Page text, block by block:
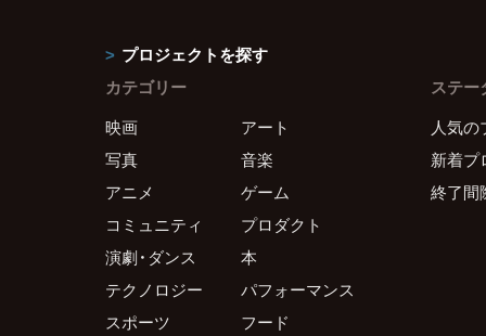
プロジェクトを探す
カテゴリー
映画
アート
写真
音楽
アニメ
ゲーム
コミュニティ
プロダクト
演劇・ダンス
本
テクノロジー
パフォーマンス
スポーツ
フード
ステー
人気の
新着プ
終了間